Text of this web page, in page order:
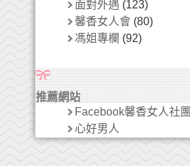
面對外遇 (123)
馨香女人會 (80)
馮姐專欄 (92)
推薦網站
Facebook馨香女人社團
心好男人